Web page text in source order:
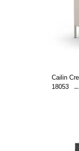
Cailin
18053
...